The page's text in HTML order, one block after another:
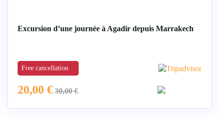
Excursion d’une journée à Agadir depuis Marrakech
Free cancellation
20,00 € 30,00€